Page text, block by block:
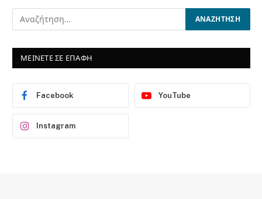
ΜΕΙΝΕΤΕ ΣΕ ΕΠΑΦΗ
Facebook YouTube
Instagram